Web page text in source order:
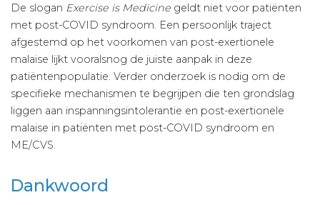
De slogan Exercise is Medicine geldt niet voor patiënten
met post-COVID syndroom. Een persoonlijk traject
afgestemd op het voorkomen van post-exertionele
malaise lijkt vooralsnog de juiste aanpak in deze
patiëntenpopulatie. Verder onderzoek is nodig om de
specifieke mechanismen te begrijpen die ten grondslag
liggen aan inspanningsintolerantie en post-exertionele
malaise in patiënten met post-COVID syndroom en
ME/CVS.
Dankwoord